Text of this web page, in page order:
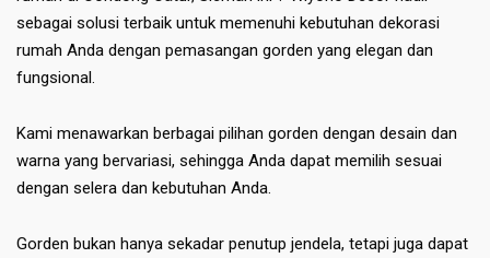
sebagai solusi terbaik untuk memenuhi kebutuhan dekorasi
rumah Anda dengan pemasangan gorden yang elegan dan
fungsional.
Kami menawarkan berbagai pilihan gorden dengan desain dan
warna yang bervariasi, sehingga Anda dapat memilih sesuai
dengan selera dan kebutuhan Anda.
Gorden bukan hanya sekadar penutup jendela, tetapi juga dapat